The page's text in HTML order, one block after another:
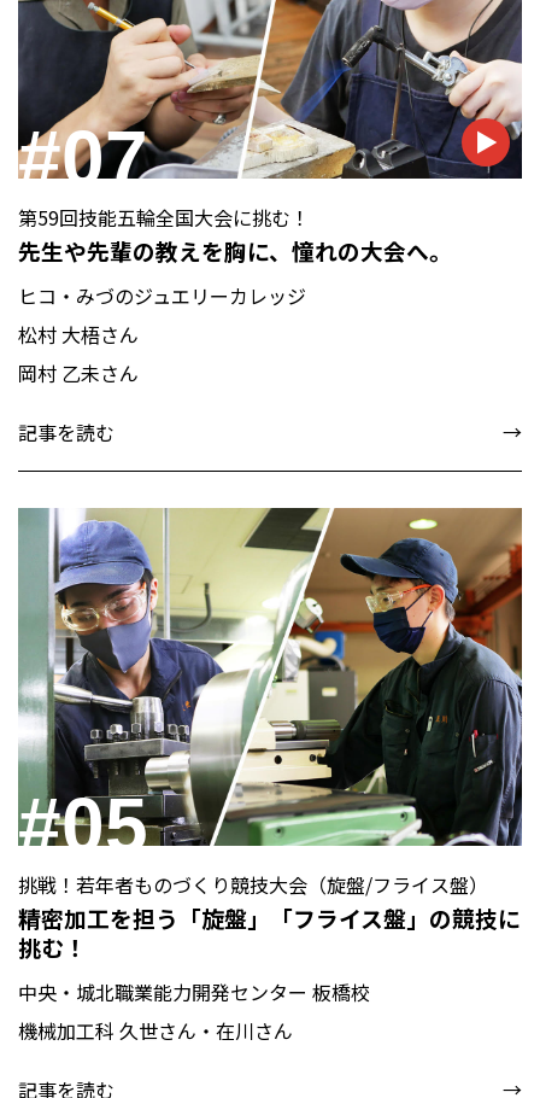
#07
第59回技能五輪全国大会に挑む！
先生や先輩の教えを胸に、憧れの大会へ。
ヒコ・みづのジュエリーカレッジ
松村 大梧さん
岡村 乙未さん
記事を読む
#05
挑戦！若年者ものづくり競技大会（旋盤/フライス盤）
精密加工を担う「旋盤」「フライス盤」の競技に
挑む！
中央・城北職業能力開発センター 板橋校
機械加工科 久世さん・在川さん
記事を読む